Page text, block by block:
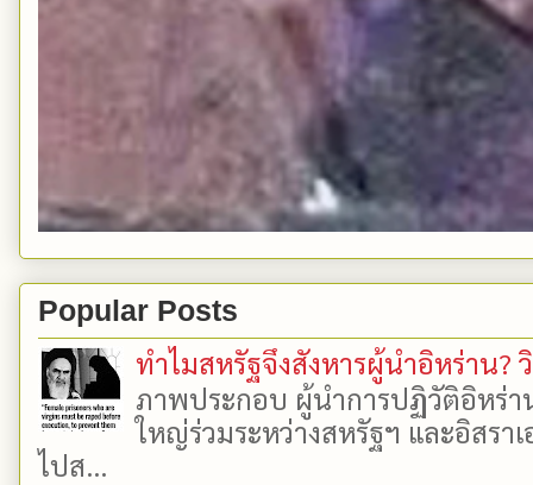
Popular Posts
ทำไมสหรัฐจึงสังหารผู้นำอิหร่าน?
ภาพประกอบ ผู้นำการปฏิวัติอิหร่า
ใหญ่ร่วมระหว่างสหรัฐฯ และอิสรา
ไปส...